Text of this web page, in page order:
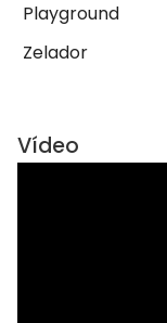
Playground
Zelador
Vídeo